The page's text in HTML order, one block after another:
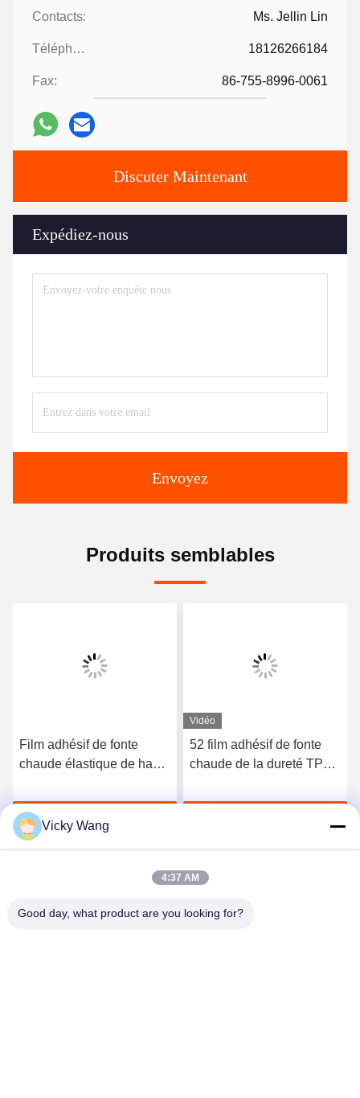
Contacts: Ms. Jellin Lin
Téléphone: 18126266184
Fax: 86-755-8996-0061
Discuter Maintenant
Expédiez-nous
Envoyez
Produits semblables
Film adhésif de fonte
chaude élastique de haute
3412
Discuter Maintenant
Vidéo
52 film adhésif de fonte
chaude de la dureté TPU
vêtements sans couture
Vicky Wang
4:37 AM
Good day, what product are you looking for?